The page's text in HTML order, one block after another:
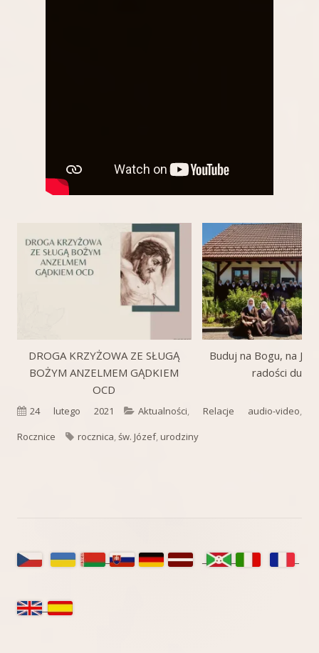
DROGA KRZYŻOWA ZE SŁUGĄ
BOŻYM ANZELMEM GĄDKIEM
OCD
Buduj na Bogu, na
radości
Opublikowano
24 lutego 2021 Kategorie
Aktualności, Relacje audio-video,
Rocznice
Tagi
rocznica,św. Józef, urodziny
Główny
boczny